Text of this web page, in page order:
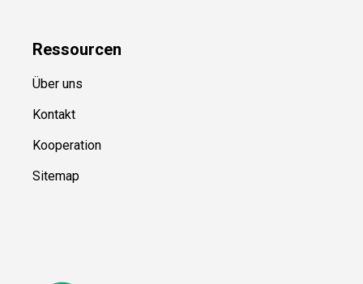
Ressourcen
Über uns
Kontakt
Kooperation
Sitemap